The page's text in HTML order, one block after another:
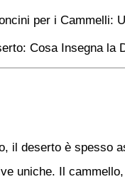
per i Cammelli:
Cosa Insegna la
il deserto è spesso
uniche. Il cammello